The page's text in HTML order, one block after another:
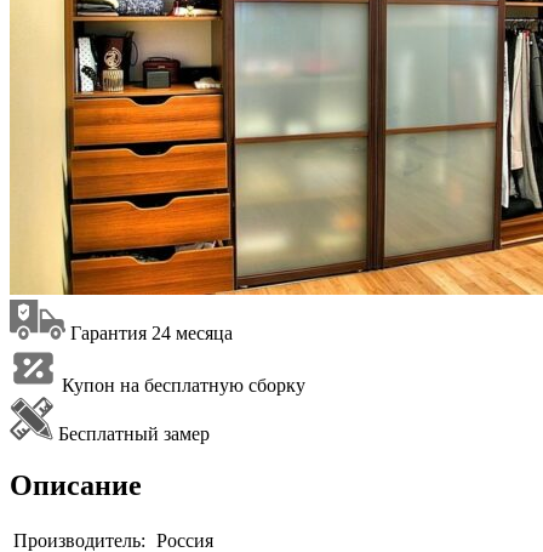
Гарантия 24 месяца
Купон на бесплатную сборку
Бесплатный замер
Описание
Производитель: Россия